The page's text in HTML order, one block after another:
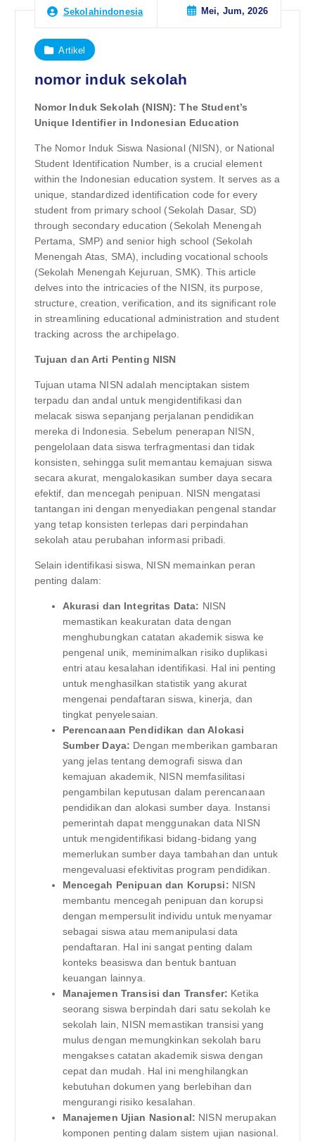
Sekolahindonesia Mei, Jum, 2026
Artikel
nomor induk sekolah
Nomor Induk Sekolah (NISN): The Student’s
Unique Identifier in Indonesian Education
The Nomor Induk Siswa Nasional (NISN), or National
Student Identification Number, is a crucial element
within the Indonesian education system. It serves as a
unique, standardized identification code for every
student from primary school (Sekolah Dasar, SD)
through secondary education (Sekolah Menengah
Pertama, SMP) and senior high school (Sekolah
Menengah Atas, SMA), including vocational schools
(Sekolah Menengah Kejuruan, SMK). This article
delves into the intricacies of the NISN, its purpose,
structure, creation, verification, and its significant role
in streamlining educational administration and student
tracking across the archipelago.
Tujuan dan Arti Penting NISN
Tujuan utama NISN adalah menciptakan sistem
terpadu dan andal untuk mengidentifikasi dan
melacak siswa sepanjang perjalanan pendidikan
mereka di Indonesia. Sebelum penerapan NISN,
pengelolaan data siswa terfragmentasi dan tidak
konsisten, sehingga sulit memantau kemajuan siswa
secara akurat, mengalokasikan sumber daya secara
efektif, dan mencegah penipuan. NISN mengatasi
tantangan ini dengan menyediakan pengenal standar
yang tetap konsisten terlepas dari perpindahan
sekolah atau perubahan informasi pribadi.
Selain identifikasi siswa, NISN memainkan peran
penting dalam:
Akurasi dan Integritas Data: NISN
memastikan keakuratan data dengan
menghubungkan catatan akademik siswa ke
pengenal unik, meminimalkan risiko duplikasi
entri atau kesalahan identifikasi. Hal ini penting
untuk menghasilkan statistik yang akurat
mengenai pendaftaran siswa, kinerja, dan
tingkat penyelesaian.
Perencanaan Pendidikan dan Alokasi
Sumber Daya: Dengan memberikan gambaran
yang jelas tentang demografi siswa dan
kemajuan akademik, NISN memfasilitasi
pengambilan keputusan dalam perencanaan
pendidikan dan alokasi sumber daya. Instansi
pemerintah dapat menggunakan data NISN
untuk mengidentifikasi bidang-bidang yang
memerlukan sumber daya tambahan dan untuk
mengevaluasi efektivitas program pendidikan.
Mencegah Penipuan dan Korupsi: NISN
membantu mencegah penipuan dan korupsi
dengan mempersulit individu untuk menyamar
sebagai siswa atau memanipulasi data
pendaftaran. Hal ini sangat penting dalam
konteks beasiswa dan bentuk bantuan
keuangan lainnya.
Manajemen Transisi dan Transfer: Ketika
seorang siswa berpindah dari satu sekolah ke
sekolah lain, NISN memastikan transisi yang
mulus dengan memungkinkan sekolah baru
mengakses catatan akademik siswa dengan
cepat dan mudah. Hal ini menghilangkan
kebutuhan dokumen yang berlebihan dan
mengurangi risiko kesalahan.
Manajemen Ujian Nasional: NISN merupakan
komponen penting dalam sistem ujian nasional.